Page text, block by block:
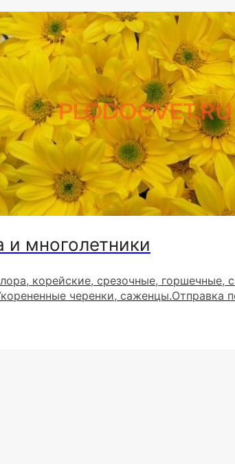
и многолетники
корейские, срезочные, горшечные,
черенки, саженцы.Отправка